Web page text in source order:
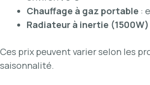
Chauffage à gaz portable :
Radiateur à inertie (1500W)
Ces prix peuvent varier selon les
saisonnalité.